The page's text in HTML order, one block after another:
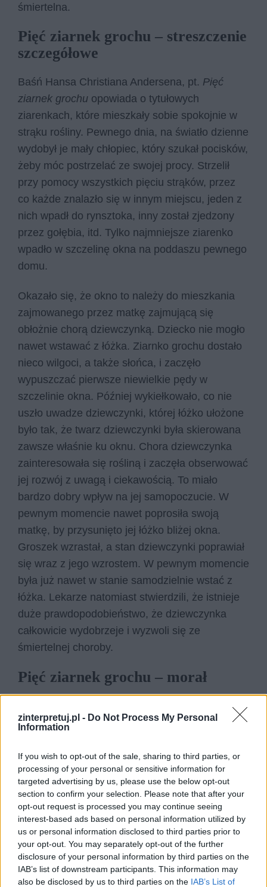
zinterpretuj.pl - Do Not Process My Personal
Information
If you wish to opt-out of the sale, sharing to third parties, or
processing of your personal or sensitive information for
targeted advertising by us, please use the below opt-out
section to confirm your selection. Please note that after your
opt-out request is processed you may continue seeing
interest-based ads based on personal information utilized by
us or personal information disclosed to third parties prior to
your opt-out. You may separately opt-out of the further
disclosure of your personal information by third parties on the
IAB’s list of downstream participants. This information may
also be disclosed by us to third parties on the IAB’s List of
śmiertelna.
Pięć ziarnek grochu – streszczenie
szczegółowe
Baśń Hansa Christiana Andersena, pt. Pięć
ziarnek grochu opowiada o tytułowych
ziarenkach, które mieszkały sobie spokojnie w
strąku rośliny. Pewnego dnia, na światło dzienne
wydobył je mały chłopiec, który szukał pocisków,
żeby móc postrzelać ze swojej procy. Strzelił
przy pomocy wszystkich pięciu strąków, przez
co każde znalazło się w innym miejscu, jeden z
nich wpadł do rynsztoka, inny został zjedzony
przez gołębia, itd. Tylko najmniejsze ziarenko
wpadło w szczelinę okna na poddaszu pewnego
domu.
Okazało się, że okno to należy do mieszkania
zajmowanego przez matkę zajmującą się
obłożnie chorą dziewczynką. Dziecko nie mogło
nawet wstawać z łóżka. Ziarnko grochu dostało
nieco wilgoci, a także słońca, i zaczęło
wypuszczać pierwsze niewielkie pędy w
szczelinie okna. Później wykiełkowało, co nie
uszło uwadze dziewczynki, której łóżko ułożone
było tak, że twarz dziewczynki była skierowana
zawsze właśnie ku oknu. Chora dziewczynka
zainteresowała się rośliną i zaczęła obserwować
jej rozwój z uwagą i ciekawością. To miało
bardzo dobry wpływ na jej samopoczucie. W
pewnym momencie nawet poprosiła swoją
matkę, by przysunięto jej łóżko bliżej okna.
Groszek wzrastał, a stan dziewczynki poprawiał
się wraz z jego wzrostem. W pewnym momencie
była już nawet w stanie samodzielnie wstać z
łóżka. Lekarze natomiast stwierdzili, że istnieje
duże prawdopodobieństwo, że dziewczynka
całkowicie wydobrzeje i wyzwoli się ze
śmiertelnej choroby.
Pięć ziarnek grochu – morał
nadziei oraz o tym, że czasem wystarczy jeden
całe nasze życie. W tym przypadku obserwacja
kiełkującego i rosnącego w szparze od okna
grochu, daje śmiertelnie chorej dziewczynce
ogromną wolę do walki z chorobą, która
stopniowo degradowała jej ciało od dłuższego
czasu. Skoro jednak delikatna roślina była w
stanie wykiełkować w tak niesprzyjających
warunkach jak szczelina w oknie, to chyba